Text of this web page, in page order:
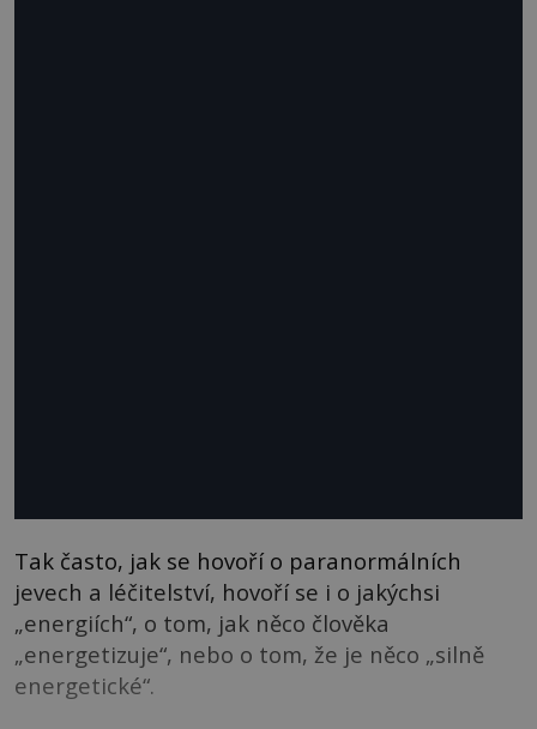
Tak často, jak se hovoří o paranormálních
jevech a léčitelství, hovoří se i o jakýchsi
„energiích“, o tom, jak něco člověka
„energetizuje“, nebo o tom, že je něco „silně
energetické“.